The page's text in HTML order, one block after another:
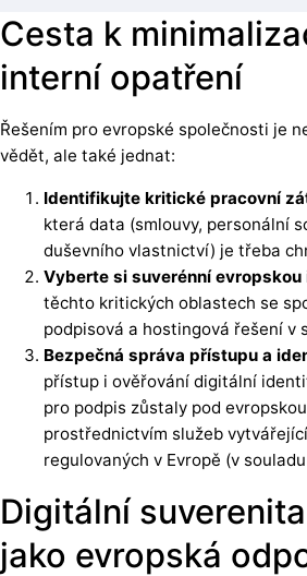
Cesta k
interní opatření
Řešením pro evropské společnosti je
vědět, ale také jednat:
Identifikujte kritické pracovní
která data (smlouvy, personální
duševního vlastnictví) je třeba
Vyberte si suverénní
těchto kritických oblastech se
podpisová a hostingová řešení v
Bezpečná správa přístupu a
přístup i ověřování digitální
pro podpis zůstaly pod
prostřednictvím služeb
regulovaných v Evropě (v souladu
Digitální
jako evropská